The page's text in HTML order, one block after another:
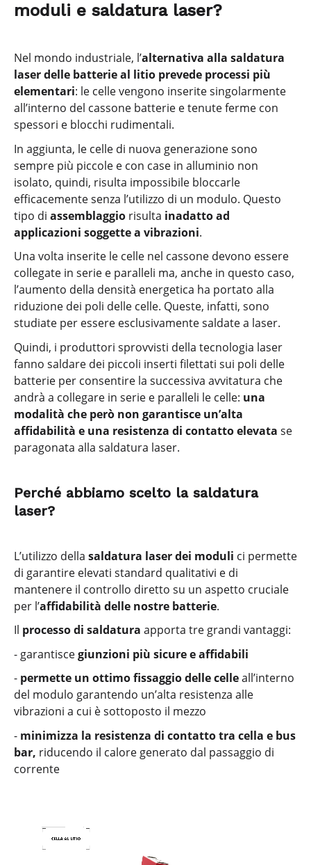
moduli e saldatura laser?
Nel mondo industriale, l’alternativa alla saldatura
laser delle batterie al litio prevede processi più
elementari: le celle vengono inserite singolarmente
all’interno del cassone batterie e tenute ferme con
spessori e blocchi rudimentali.
In aggiunta, le celle di nuova generazione sono
sempre più piccole e con case in alluminio non
isolato, quindi, risulta impossibile bloccarle
efficacemente senza l’utilizzo di un modulo. Questo
tipo di assemblaggio risulta inadatto ad
applicazioni soggette a vibrazioni.
Una volta inserite le celle nel cassone devono essere
collegate in serie e paralleli ma, anche in questo caso,
l’aumento della densità energetica ha portato alla
riduzione dei poli delle celle. Queste, infatti, sono
studiate per essere esclusivamente saldate a laser.
Quindi, i produttori sprovvisti della tecnologia laser
fanno saldare dei piccoli inserti filettati sui poli delle
batterie per consentire la successiva avvitatura che
andrà a collegare in serie e paralleli le celle: una
modalità che però non garantisce un’alta
affidabilità e una resistenza di contatto elevata se
paragonata alla saldatura laser.
Perché abbiamo scelto la saldatura
laser?
L’utilizzo della saldatura laser dei moduli ci permette
di garantire elevati standard qualitativi e di
mantenere il controllo diretto su un aspetto cruciale
per l’affidabilità delle nostre batterie.
Il processo di saldatura apporta tre grandi vantaggi:
- garantiscegiunzioni più sicure e affidabili
- permette un ottimo fissaggio delle celleall’interno
del modulo garantendo un’alta resistenza alle
vibrazioni a cui è sottoposto il mezzo
- minimizza la resistenza di contatto tra cella e bus
bar, riducendo il calore generato dal passaggio di
corrente